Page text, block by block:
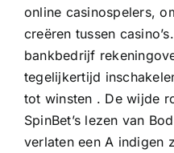
online casinospelers,
creëren tussen
bankbedrijf
tegelijkertijd
tot winsten . De wijde
SpinBet’s lezen van
verlaten een A indigen